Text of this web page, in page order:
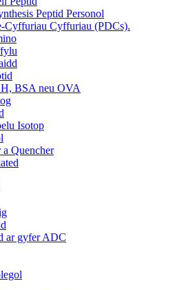
Peptid Personol
Cyffuriau Cyffuriau (PDCs).
BSA neu OVA
Isotop
Quencher
ar gyfer ADC